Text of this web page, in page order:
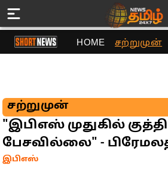
HOME சற்றுமுன்
சற்றுமுன்
"இபிஎஸ் முதுகில்
பேசவில்லை" -
இபிஎஸ்